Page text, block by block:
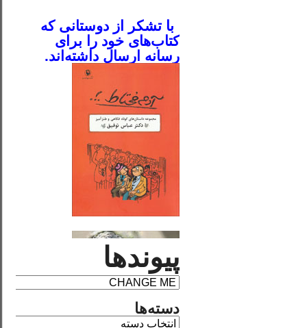
با تشکر از دوستانی که
کتاب‌های خود را برای
رسانه ارسال داشته‌اند.
پیوندها
دسته‌ها